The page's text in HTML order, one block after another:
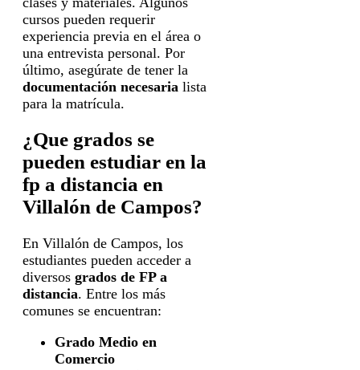
cursos pueden requerir
experiencia previa en el área o
una entrevista personal. Por
último, asegúrate de tener la
documentación necesaria lista
para la matrícula.
¿Que grados se
pueden estudiar en la
fp a distancia en
Villalón de Campos?
En Villalón de Campos, los
estudiantes pueden acceder a
diversos grados de FP a
distancia. Entre los más
comunes se encuentran:
Grado Medio en
Comercio